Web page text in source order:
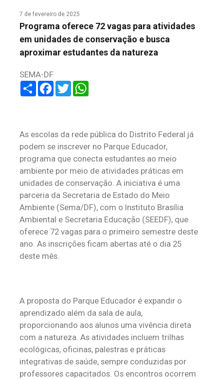
7 de fevereiro de 2025
Programa oferece 72 vagas para atividades
em unidades de conservação e busca
aproximar estudantes da natureza
SEMA-DF
ShareFacebook
Twitter
As escolas da rede pública do Distrito Federal já
podem se inscrever no Parque Educador,
programa que conecta estudantes ao meio
ambiente por meio de atividades práticas em
unidades de conservação. A iniciativa é uma
parceria da Secretaria de Estado do Meio
Ambiente (Sema/DF), com o Instituto Brasília
Ambiental e Secretaria Educação (SEEDF), que
oferece 72 vagas para o primeiro semestre deste
ano. As inscrições ficam abertas até o dia 25
deste mês.
A proposta do Parque Educador é expandir o
aprendizado além da sala de aula,
proporcionando aos alunos uma vivência direta
com a natureza. As atividades incluem trilhas
ecológicas, oficinas, palestras e práticas
integrativas de saúde, sempre conduzidas por
professores capacitados. Os encontros ocorrem